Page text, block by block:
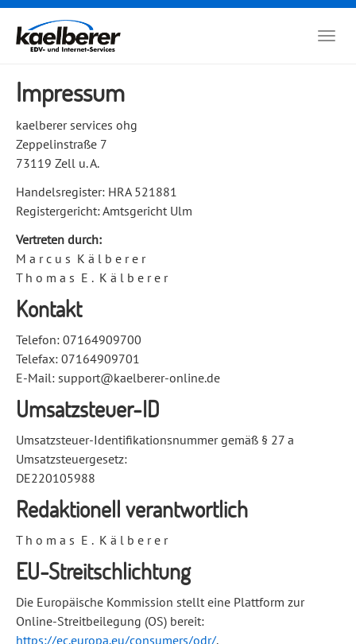
Zum
Hauptinhalt
springen
Impressum
kaelberer services ohg
Zeppelinstraße 7
73119 Zell u. A.
Handelsregister: HRA 521881
Registergericht: Amtsgericht Ulm
Vertreten durch:
M a r c u s K ä l b e r e r
T h o m a s E . K ä l b e r e r
Kontakt
Telefon: 07164909700
Telefax: 07164909701
E-Mail: support@kaelberer-online.de
Umsatzsteuer-ID
Umsatzsteuer-Identifikationsnummer gemäß § 27 a
Umsatzsteuergesetz:
DE220105988
Redaktionell verantwortlich
T h o m a s E . K ä l b e r e r
EU-Streitschlichtung
Die Europäische Kommission stellt eine Plattform zur
Online-Streitbeilegung (OS) bereit:
https://ec.europa.eu/consumers/odr/.